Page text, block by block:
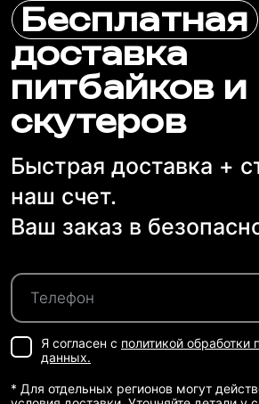
Бесплатная
доставка
питбайков и
скутеров
Быстрая доставка +
наш счет.
Ваш заказ в
Я согласен с политикой обработки
данных.
* Для отдельных регионов могут